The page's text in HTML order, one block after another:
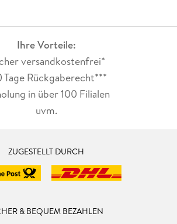
Ihre Vorteile:
versandkostenfrei*
Tage Rückgaberecht***
in über 100 Filialen
uvm.
ZUGESTELLT DURCH
& BEQUEM BEZAHLEN